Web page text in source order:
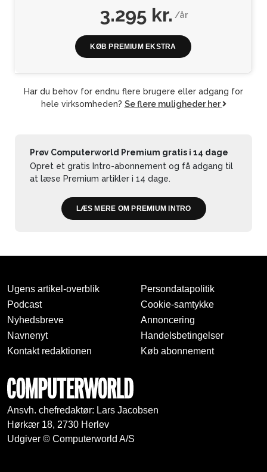
3.295 kr./år
KØB PREMIUM EKSTRA
Har du behov for endnu flere brugere eller adgang for
hele virksomheden? Se flere muligheder her
Prøv Computerworld Premium gratis i 14 dage
Opret et gratis Intro-abonnement og få adgang til
at læse Premium artikler i 14 dage.
LÆS MERE OM PREMIUM INTRO
Ugens artikel-overblik
Podcast
Nyhedsbreve
Navnenyt
Kontakt redaktionen
Persondatapolitik
Cookie-samtykke
Annoncering
Handelsbetingelser
Køb abonnement
Ansvh. chefredaktør: Lars Jacobsen
Hørkær 18, 2730 Herlev
Udgiver © Computerworld A/S